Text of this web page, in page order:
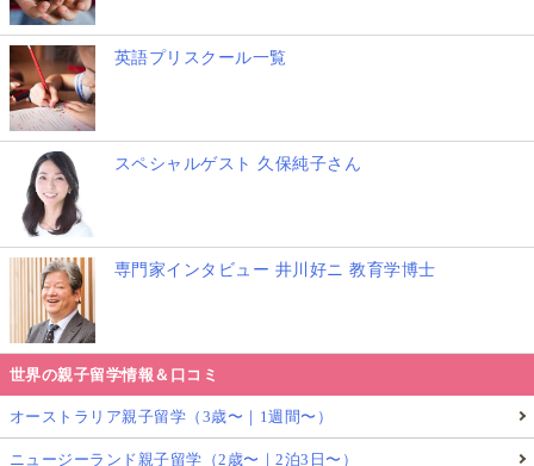
英語プリスクール一覧
スペシャルゲスト 久保純子さん
専門家インタビュー 井川好ニ 教育学博士
世界の親子留学情報＆口コミ
オーストラリア親子留学（3歳〜｜1週間〜）
ニュージーランド親子留学（2歳〜｜2泊3日〜）